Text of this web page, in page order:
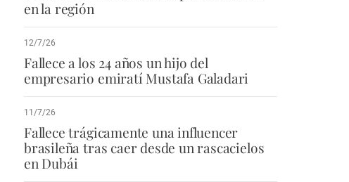
en la región
12/7/26
Fallece a los 24 años un hijo del
empresario emiratí Mustafa Galadari
11/7/26
Fallece trágicamente una influencer
brasileña tras caer desde un rascacielos
en Dubái